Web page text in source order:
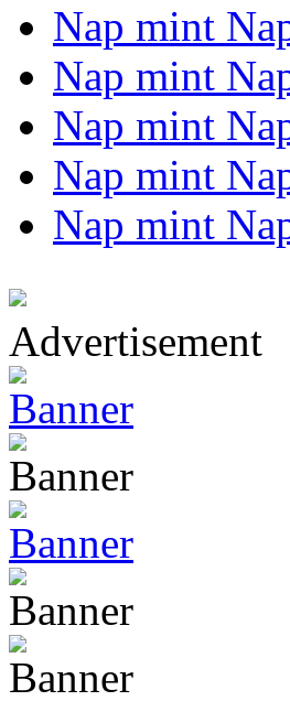
Nap mint
Nap mint
Nap mint
Nap mint
Nap mint
Advertisement